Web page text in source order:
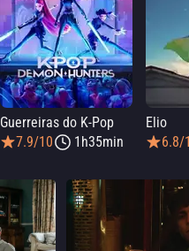
Guerreiras do K-Pop
7.9/10
1h35min
Elio
6.8/